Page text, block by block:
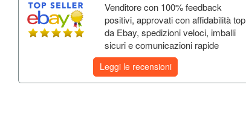
Venditore con 100% feedback
positivi, approvati con affidabilità top
da Ebay, spedizioni veloci, imballi
sicuri e comunicazioni rapide
Leggi le recensioni